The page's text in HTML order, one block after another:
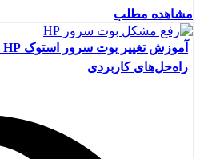
مشاهده مطلب
راه‌حل‌های کاربردی